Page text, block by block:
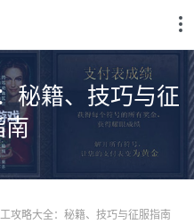
秘籍、技巧与征
攻略大全：秘籍、技巧与征服指南